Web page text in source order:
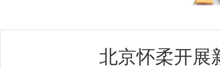
北京怀柔开展